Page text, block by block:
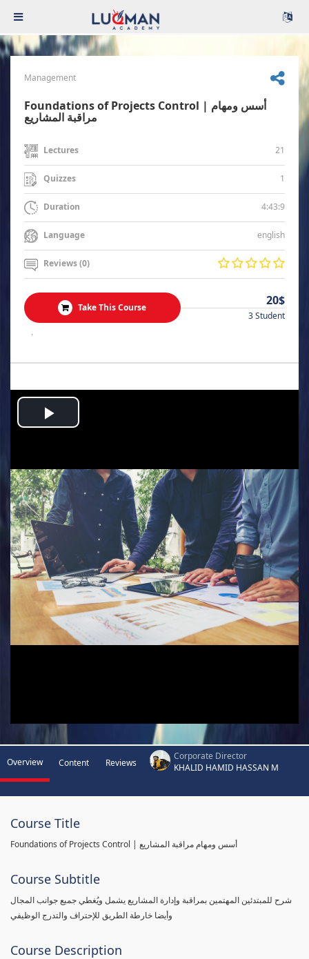
Management
Foundations of Projects Control | أسس ومهام
مراقبة المشاريع
Lectures 21
Quizzes 1
Duration 4:43:9
Language english
Reviews (0)
Take This Course 20$
3 Student
.
Play
Overview Content Reviews
Corporate Director
KHALID HAMID HASSAN M
Course Title
Foundations of Projects Control | أسس ومهام مراقبة المشاريع
Course Subtitle
شرح للمبتدئين المهتمين بمراقبة وإدارة المشاريع يشمل ويُغطي جميع جوانب المجال
وأيضا خارطة الطريق للإحتراف والتدرج الوظيفي
Course Description